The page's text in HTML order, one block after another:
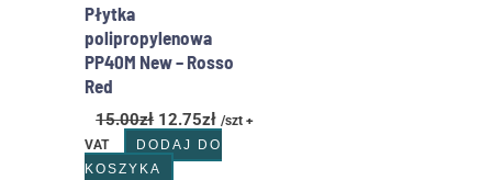
Płytka
polipropylenowa
PP40M New – Rosso
Red
15.00zł 12.75zł /szt +
VAT
DODAJ DO
KOSZYKA